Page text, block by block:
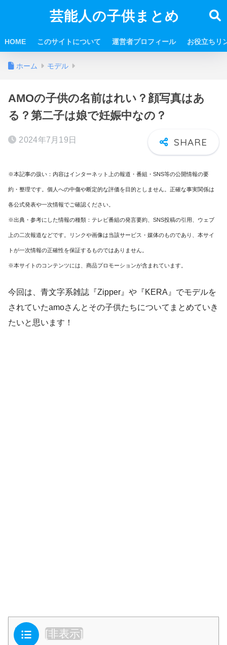
芸能人の子供まとめ
HOME このサイトについて 運営者プロフィール お役立ちリ
ホーム モデル
AMOの子供の名前はれい？顔写真はあ
る？第二子は娘で妊娠中なの？
2024年7月19日
※本記事の扱い：内容はインターネット上の報道・番組・SNS等の公開情報の要
約・整理です。個人への中傷や断定的な評価を目的としません。正確な事実関係は
各公式発表や一次情報でご確認ください。
※出典・参考にした情報の種類：テレビ番組の発言要約、SNS投稿の引用、ウェブ
上の二次報道などです。リンクや画像は当該サービス・媒体のものであり、本サイ
トが一次情報の正確性を保証するものではありません。
※本サイトのコンテンツには、商品プロモーションが含まれています。
今回は、青文字系雑誌『Zipper』や『KERA』でモデルを
されていたamoさんとその子供たちについてまとめていき
たいと思います！
目次 [非表示]